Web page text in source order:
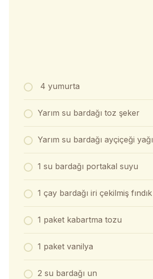
4 yumurta
Yarım su bardağı toz şeker
Yarım su bardağı ayçiçeği yağı
1 su bardağı portakal suyu
1 çay bardağı iri çekilmiş fındık
1 paket kabartma tozu
1 paket vanilya
2 su bardağı un